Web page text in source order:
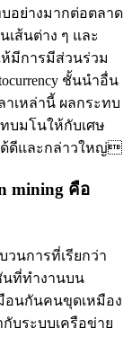
อย่างมากต่อตลาด
เส้นต่าง ๆ และ
มีการมีส่วนร่วม
ชั้นนำอื่น
าเหล่านี้ ผลกระทบ
บมโนให้กับเศษ
ด้ดีและกล่าวใหญ่
mining คือ
วนการที่เรียกว่า
นที่ทำงานบน
อนกันคนขุดเหมือง
บระบบเครือข่าย